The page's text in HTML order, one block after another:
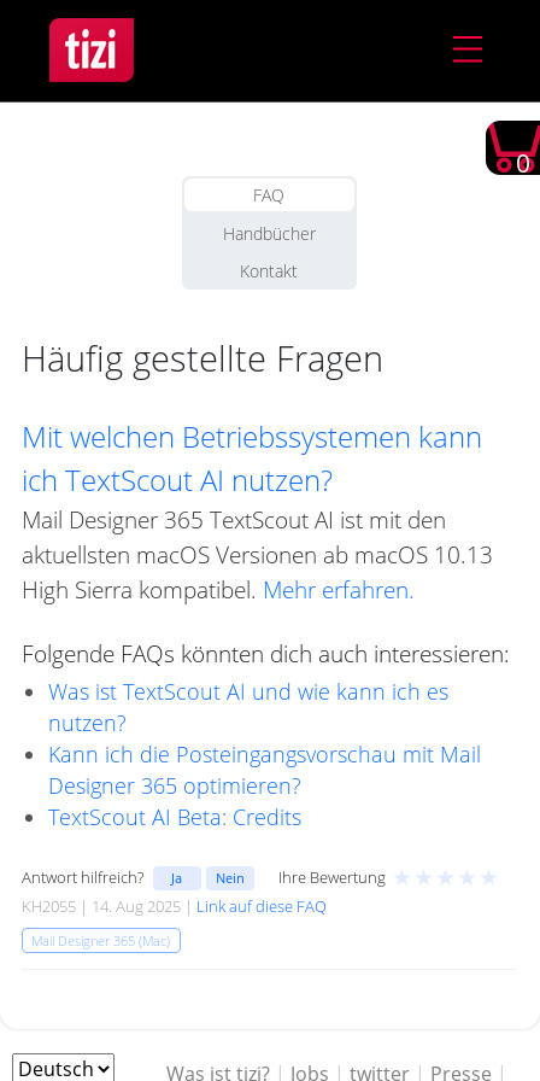
0
FAQ
Handbücher
Kontakt
Häufig gestellte Fragen
Mit welchen Betriebssystemen kann
ich TextScout AI nutzen?
Mail Designer 365 TextScout AI ist mit den
aktuellsten macOS Versionen ab macOS 10.13
High Sierra kompatibel. Mehr erfahren.
Folgende FAQs könnten dich auch interessieren:
Was ist TextScout AI und wie kann ich es
nutzen?
Kann ich die Posteingangsvorschau mit Mail
Designer 365 optimieren?
TextScout AI Beta: Credits
Antwort hilfreich? Ja Nein Ihre Bewertung ★ ★ ★ ★ ★
KH2055 | 14. Aug 2025 | Link auf diese FAQ
Mail Designer 365 (Mac)
Was ist tizi? | Jobs |twitter | Presse |